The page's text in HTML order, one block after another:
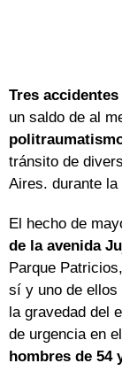
Tres
un saldo de al
tránsito de
Aires. durante la
El hecho de
de la avenida
Parque
sí y uno de ellos
la gravedad del
de urgencia en
hombres de 54